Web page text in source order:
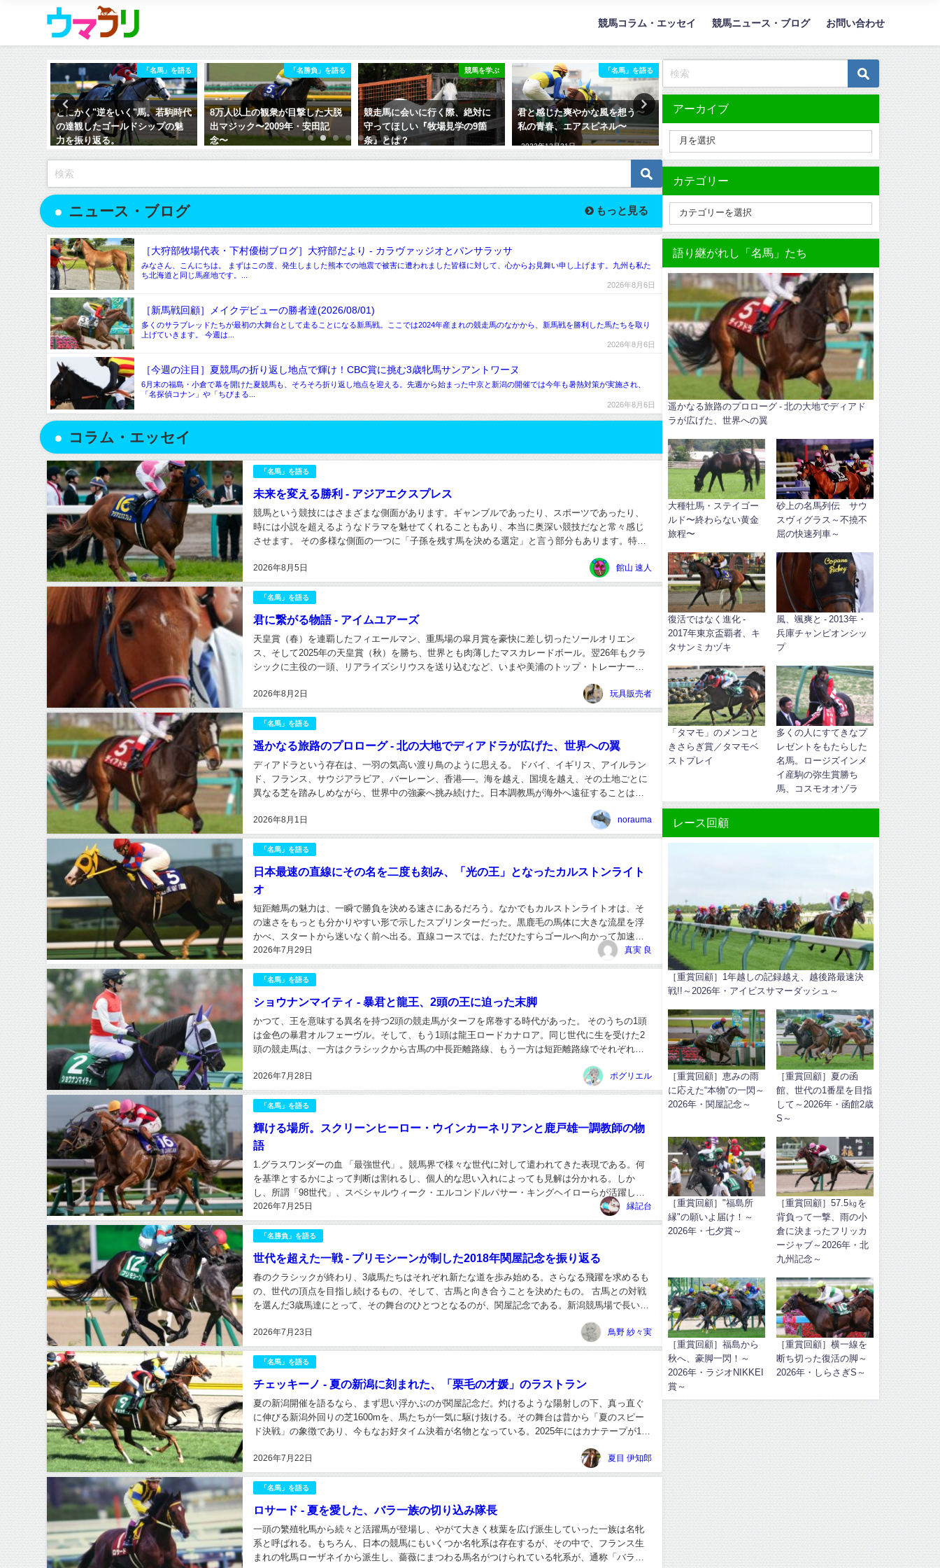
競馬コラム・エッセイ 競馬ニュース・ブログ お問い合わせ
「名馬」を語る
とにかく"逆をいく"馬。若駒時代
の達観したゴールドシップの魅
力を振り返る。
2023年5月26日
「名勝負」を語る
8万人以上の観衆が目撃した大脱
出マジック〜2009年・安田記
念〜
2020年6月6日
競馬を学ぶ
競走馬に会いに行く際、絶対に
守ってほしい『牧場見学の9箇
条』とは？
2021年4月4日
「名馬」を語る
君と感じた爽やかな風を想う〜
私の青春、エアスピネル〜
2022年12月31日
馬産地・青森より、愛をこめ
ムロチェリー
2023年1月3日
ッサのこと - 2022年・天皇
2022年11月2日
ニュース・ブログ もっと見る
2026年8月6日
［大狩部牧場代表・下村優樹ブログ］大狩部だより - カラヴァッジオとパンサラッサ
みなさん、こんにちは。 まずはこの度、発生しました熊本での地震で被害に遭われました皆様に対して、心からお見舞い申し上げます。九州も私た
ち北海道と同じ馬産地です。...
2026年8月6日
［新馬戦回顧］メイクデビューの勝者達(2026/08/01)
多くのサラブレッドたちが最初の大舞台として走ることになる新馬戦。ここでは2024年産まれの競走馬のなかから、新馬戦を勝利した馬たちを取り
上げていきます。 今週は...
2026年8月6日
［今週の注目］夏競馬の折り返し地点で輝け！CBC賞に挑む3歳牝馬サンアントワーヌ
6月末の福島・小倉で幕を開けた夏競馬も、そろそろ折り返し地点を迎える。先週から始まった中京と新潟の開催では今年も暑熱対策が実施され、
「名探偵コナン」や「ちびまる...
コラム・エッセイ
「名馬」を語る
未来を変える勝利 - アジアエクスプレス
2026年8月5日
競馬という競技にはさまざまな側面があります。ギャンブルであったり、スポーツであったり、
時には小説を超えるようなドラマを魅せてくれることもあり、本当に奥深い競技だなと常々感じ
させます。 その多様な側面の一つに「子孫を残す馬を決める選定」と言う部分もあります。特に
館山 速人
「名馬」を語る
君に繋がる物語 - アイムユアーズ
2026年8月2日
天皇賞（春）を連覇したフィエールマン、重馬場の皐月賞を豪快に差し切ったソールオリエン
ス、そして2025年の天皇賞（秋）を勝ち、世界とも肉薄したマスカレードボール。翌26年もクラ
シックに主役の一頭、リアライズシリウスを送り込むなど、いまや美浦のトップ・トレーナーの
玩具販売者
「名馬」を語る
遥かなる旅路のプロローグ - 北の大地でディアドラが広げた、世界への翼
2026年8月1日
ディアドラという存在は、一羽の気高い渡り鳥のように思える。 ドバイ、イギリス、アイルラン
ド、フランス、サウジアラビア、バーレーン、香港──。海を越え、国境を越え、その土地ごとに
異なる芝を踏みしめながら、世界中の強豪へ挑み続けた。日本調教馬が海外へ遠征することは、
norauma
「名馬」を語る
日本最速の直線にその名を二度も刻み、「光の王」となったカルストンライト
オ
2026年7月29日
短距離馬の魅力は、一瞬で勝負を決める速さにあるだろう。なかでもカルストンライトオは、そ
の速さをもっとも分かりやすい形で示したスプリンターだった。黒鹿毛の馬体に大きな流星を浮
かべ、スタートから迷いなく前へ出る。直線コースでは、ただひたすらゴールへ向かって加速し
ていく。その姿は、駆け引きというよりも、純粋なスピードそのもの...
真実 良
「名馬」を語る
ショウナンマイティ - 暴君と龍王、2頭の王に迫った末脚
2026年7月28日
かつて、王を意味する異名を持つ2頭の競走馬がターフを席巻する時代があった。 そのうちの1頭
は金色の暴君オルフェーヴル。そして、もう1頭は龍王ロードカナロア。同じ世代に生を受けた2
頭の競走馬は、一方はクラシックから古馬の中長距離路線、もう一方は短距離路線でそれぞれ絶
ポグリエル
「名馬」を語る
輝ける場所。スクリーンヒーロー・ウインカーネリアンと鹿戸雄一調教師の物
語
2026年7月25日
1.グラスワンダーの血 「最強世代」。競馬界で様々な世代に対して遣われてきた表現である。何
を基準とするかによって判断は割れるし、個人的な思い入れによっても見解は分かれる。しか
し、所謂「98世代」、スペシャルウィーク・エルコンドルパサー・キングヘイローらが活躍した
1998年クラシック世代がその候補の一角であることは衆目の...
縁記台
「名勝負」を語る
世代を超えた一戦 - プリモシーンが制した2018年関屋記念を振り返る
2026年7月23日
春のクラシックが終わり、3歳馬たちはそれぞれ新たな道を歩み始める。さらなる飛躍を求めるも
の、世代の頂点を目指し続けるもの、そして、古馬と向き合うことを決めたもの。 古馬との対戦
を選んだ3歳馬達にとって、その舞台のひとつとなるのが、関屋記念である。新潟競馬場で長い歴
鳥野 紗々実
「名馬」を語る
チェッキーノ - 夏の新潟に刻まれた、「栗毛の才媛」のラストラン
2026年7月22日
夏の新潟開催を語るなら、まず思い浮かぶのが関屋記念だ。灼けるような陽射しの下、真っ直ぐ
に伸びる新潟外回りの芝1600mを、馬たちが一気に駆け抜ける。その舞台は昔から「夏のスピー
ド決戦」の象徴であり、今もなお好タイム決着が名物となっている。2025年にはカナテープが1分
夏目 伊知郎
「名馬」を語る
ロサード - 夏を愛した、バラ一族の切り込み隊長
一頭の繁殖牝馬から続々と活躍馬が登場し、やがて大きく枝葉を広げ派生していった一族は名牝
系と呼ばれる。もちろん、日本の競馬にもいくつか名牝系は存在するが、その中で、フランス生
まれの牝馬ローザネイから派生し、薔薇にまつわる馬名がつけられている牝系が、通称「バラ一
アーカイブ
カテゴリー
語り継がれし「名馬」たち
遥かなる旅路のプロローグ - 北の大地でディアド
ラが広げた、世界への翼
大種牡馬・ステイゴー
ルド〜終わらない黄金
旅程〜
砂上の名馬列伝 サウ
スヴィグラス～不撓不
屈の快速列車～
復活ではなく進化 -
2017年東京盃覇者、キ
タサンミカヅキ
風、颯爽と - 2013年・
兵庫チャンピオンシッ
プ
「タマモ」のメンコと
きさらぎ賞／タマモベ
ストプレイ
多くの人にすてきなプ
レゼントをもたらした
名馬。ロージズインメ
イ産駒の弥生賞勝ち
馬、コスモオオゾラ
レース回顧
［重賞回顧］1年越しの記録越え、越後路最速決
戦!!～2026年・アイビスサマーダッシュ～
［重賞回顧］恵みの雨
に応えた“本物”の一閃～
2026年・関屋記念～
［重賞回顧］夏の函
館、世代の1番星を目指
して～2026年・函館2歳
S～
［重賞回顧］"福島所
縁"の願いよ届け！～
2026年・七夕賞～
［重賞回顧］57.5㎏を
背負って一撃、雨の小
倉に決まったフリッカ
ージャブ～2026年・北
九州記念～
［重賞回顧］福島から
秋へ、豪脚一閃！～
2026年・ラジオNIKKEI
賞～
［重賞回顧］横一線を
断ち切った復活の脚～
2026年・しらさぎS～